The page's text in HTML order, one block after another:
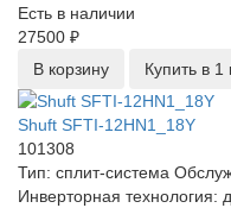
Есть в наличии
27500 ₽
В корзину
Купить в 1
Shuft SFTI-12HN1_18Y
101308
Тип: сплит-система
Инверторная технология: